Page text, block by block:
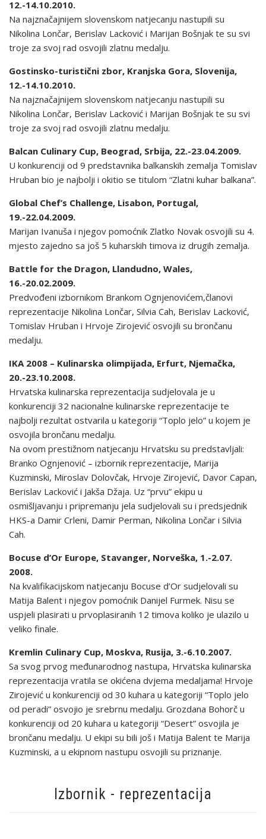
12.-14.10.2010.
Na najznačajnijem slovenskom natjecanju nastupili su
Nikolina Lončar, Berislav Lacković i Marijan Bošnjak te su svi
troje za svoj rad osvojili zlatnu medalju.
Gostinsko-turistični zbor, Kranjska Gora, Slovenija,
12.-14.10.2010.
Na najznačajnijem slovenskom natjecanju nastupili su
Nikolina Lončar, Berislav Lacković i Marijan Bošnjak te su svi
troje za svoj rad osvojili zlatnu medalju.
Balcan Culinary Cup, Beograd, Srbija, 22.-23.04.2009.
U konkurenciji od 9 predstavnika balkanskih zemalja Tomislav
Hruban bio je najbolji i okitio se titulom “Zlatni kuhar balkana”.
Global Chef’s Challenge, Lisabon, Portugal,
19.-22.04.2009.
Marijan Ivanuša i njegov pomoćnik Zlatko Novak osvojili su 4.
mjesto zajedno sa još 5 kuharskih timova iz drugih zemalja.
Battle for the Dragon, Llandudno, Wales,
16.-20.02.2009.
Predvođeni izbornikom Brankom Ognjenovićem,članovi
reprezentacije Nikolina Lončar, Silvia Cah, Berislav Lacković,
Tomislav Hruban i Hrvoje Zirojević osvojili su brončanu
medalju.
IKA 2008 – Kulinarska olimpijada, Erfurt, Njemačka,
20.-23.10.2008.
Hrvatska kulinarska reprezentacija sudjelovala je u
konkurenciji 32 nacionalne kulinarske reprezentacije te
najbolji rezultat ostvarila u kategoriji “Toplo jelo” u kojem je
osvojila brončanu medalju.
Na ovom prestižnom natjecanju Hrvatsku su predstavljali:
Branko Ognjenović – izbornik reprezentacije, Marija
Kuzminski, Miroslav Dolovčak, Hrvoje Zirojević, Davor Capan,
Berislav Lacković i Jakša Džaja. Uz “prvu” ekipu u
osmišljavanju i pripremanju jela sudjelovali su i predsjednik
HKS-a Damir Crleni, Damir Perman, Nikolina Lončar i Silvia
Cah.
Bocuse d’Or Europe, Stavanger, Norveška, 1.-2.07.
2008.
Na kvalifikacijskom natjecanju Bocuse d’Or sudjelovali su
Matija Balent i njegov pomoćnik Danijel Furmek. Nisu se
uspjeli plasirati u prvoplasiranih 12 timova koliko je ulazilo u
veliko finale.
Kremlin Culinary Cup, Moskva, Rusija, 3.-6.10.2007.
Sa svog prvog međunarodnog nastupa, Hrvatska kulinarska
reprezentacija vratila se okićena dvjema medaljama! Hrvoje
Zirojević u konkurenciji od 30 kuhara u kategoriji “Toplo jelo
od peradi” osvojio je srebrnu medalju. Grozdana Bohorč u
konkurenciji od 20 kuhara u kategoriji “Desert” osvojila je
brončanu medalju. U ekipi su bili još i Matija Balent te Marija
Kuzminski, a u ekipnom nastupu osvojili su priznanje.
Izbornik - reprezentacija